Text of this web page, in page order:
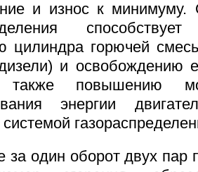
и износ к минимуму.
цилиндра горючей
и освобождению
повышению
энергии
за один оборот двух